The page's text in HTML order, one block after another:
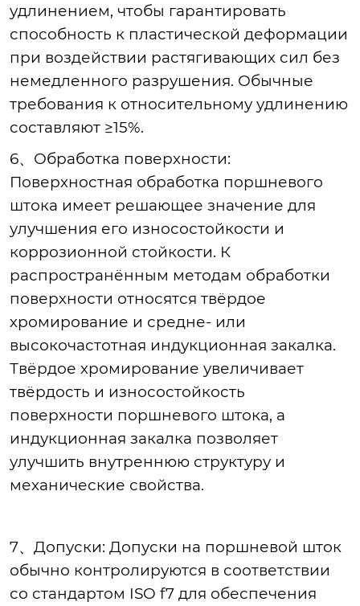
удлинением, чтобы гарантировать
способность к пластической деформации
при воздействии растягивающих сил без
немедленного разрушения. Обычные
требования к относительному удлинению
составляют ≥15%.
6、Обработка поверхности:
Поверхностная обработка поршневого
штока имеет решающее значение для
улучшения его износостойкости и
коррозионной стойкости. К
распространённым методам обработки
поверхности относятся твёрдое
хромирование и средне- или
высокочастотная индукционная закалка.
Твёрдое хромирование увеличивает
твёрдость и износостойкость
поверхности поршневого штока, а
индукционная закалка позволяет
улучшить внутреннюю структуру и
механические свойства.
7、Допуски: Допуски на поршневой шток
обычно контролируются в соответствии
со стандартом ISO f7 для обеспечения